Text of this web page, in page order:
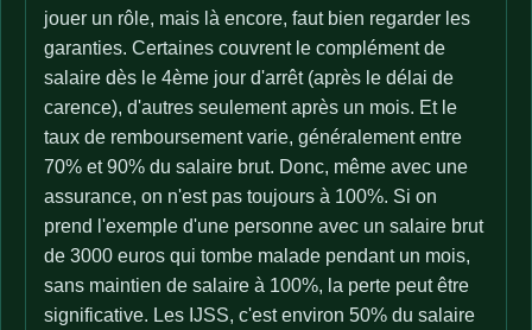
jouer un rôle, mais là encore, faut bien regarder les
garanties. Certaines couvrent le complément de
salaire dès le 4ème jour d'arrêt (après le délai de
carence), d'autres seulement après un mois. Et le
taux de remboursement varie, généralement entre
70% et 90% du salaire brut. Donc, même avec une
assurance, on n'est pas toujours à 100%. Si on
prend l'exemple d'une personne avec un salaire brut
de 3000 euros qui tombe malade pendant un mois,
sans maintien de salaire à 100%, la perte peut être
significative. Les IJSS, c'est environ 50% du salaire